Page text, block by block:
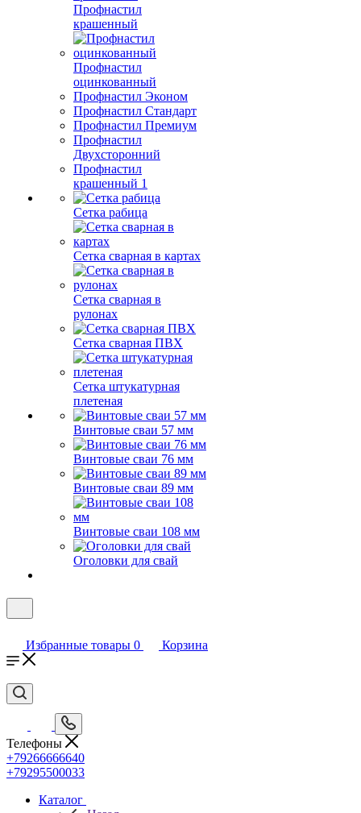
Профнастил
крашенный
Профнастил
оцинкованный
Профнастил Эконом
Профнастил Стандарт
Профнастил Премиум
Профнастил
Двухсторонний
Профнастил
крашенный 1
Сетка рабица
Сетка сварная в картах
Сетка сварная в
рулонах
Сетка сварная ПВХ
Сетка штукатурная
плетеная
Винтовые сваи 57 мм
Винтовые сваи 76 мм
Винтовые сваи 89 мм
Винтовые сваи 108 мм
Оголовки для свай
Избранные товары 0 Корзина
Телефоны
+79266666640
+79295500033
Каталог